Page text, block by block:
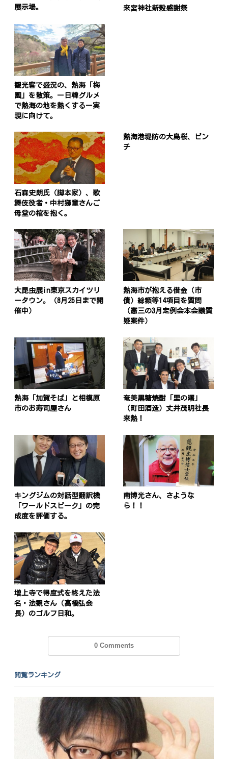
展示場。
来宮神社新穀感謝祭
観光客で盛況の、熱海「梅
園」を散策。ー日韓グルメ
で熱海の地を熱くするー実
現に向けて。
石森史朗氏（脚本家）、歌
舞伎役者・中村獅童さんご
母堂の棺を抱く。
熱海港堤防の大島桜、ピン
チ
大昆虫展in東京スカイツリ
ータウン。（8月25日まで開
催中）
熱海市が抱える借金（市
債）総額等14項目を質問
（憲三の3月定例会本会議質
疑案件）
熱海「加賀そば」と相模原
市のお寿司屋さん
奄美黒糖焼酎「里の曙」
（町田酒造）丈井茂明社長
来熱！
キングジムの対話型翻訳機
「ワールドスピーク」の完
成度を評価する。
南博光さん、さような
ら！！
増上寺で得度式を終えた法
名・法観さん（高橋弘会
長）のゴルフ日和。
0 Comments
閲覧ランキング